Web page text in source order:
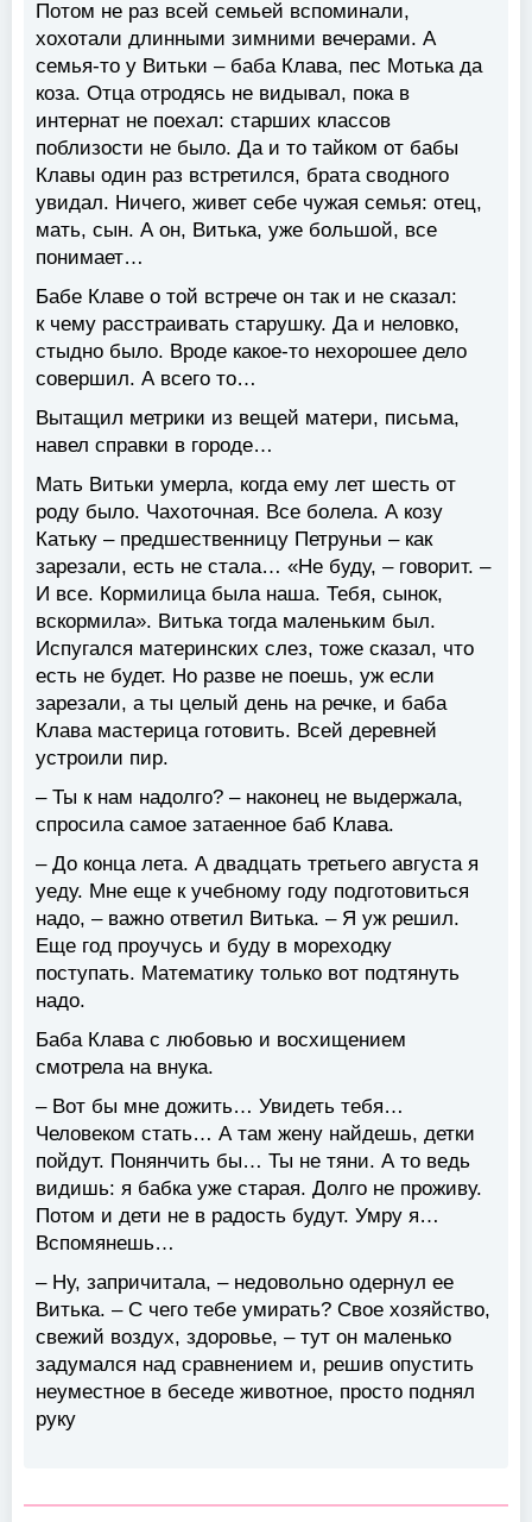
Потом не раз всей семьей вспоминали,
хохотали длинными зимними вечерами. А
семья-то у Витьки – баба Клава, пес Мотька да
коза. Отца отродясь не видывал, пока в
интернат не поехал: старших классов
поблизости не было. Да и то тайком от бабы
Клавы один раз встретился, брата сводного
увидал. Ничего, живет себе чужая семья: отец,
мать, сын. А он, Витька, уже большой, все
понимает…
Бабе Клаве о той встрече он так и не сказал:
к чему расстраивать старушку. Да и неловко,
стыдно было. Вроде какое-то нехорошее дело
совершил. А всего то…
Вытащил метрики из вещей матери, письма,
навел справки в городе…
Мать Витьки умерла, когда ему лет шесть от
роду было. Чахоточная. Все болела. А козу
Катьку – предшественницу Петруньи – как
зарезали, есть не стала… «Не буду, – говорит. –
И все. Кормилица была наша. Тебя, сынок,
вскормила». Витька тогда маленьким был.
Испугался материнских слез, тоже сказал, что
есть не будет. Но разве не поешь, уж если
зарезали, а ты целый день на речке, и баба
Клава мастерица готовить. Всей деревней
устроили пир.
– Ты к нам надолго? – наконец не выдержала,
спросила самое затаенное баб Клава.
– До конца лета. А двадцать третьего августа я
уеду. Мне еще к учебному году подготовиться
надо, – важно ответил Витька. – Я уж решил.
Еще год проучусь и буду в мореходку
поступать. Математику только вот подтянуть
надо.
Баба Клава с любовью и восхищением
смотрела на внука.
– Вот бы мне дожить… Увидеть тебя…
Человеком стать… А там жену найдешь, детки
пойдут. Понянчить бы… Ты не тяни. А то ведь
видишь: я бабка уже старая. Долго не проживу.
Потом и дети не в радость будут. Умру я…
Вспомянешь…
– Ну, запричитала, – недовольно одернул ее
Витька. – С чего тебе умирать? Свое хозяйство,
свежий воздух, здоровье, – тут он маленько
задумался над сравнением и, решив опустить
неуместное в беседе животное, просто поднял
руку